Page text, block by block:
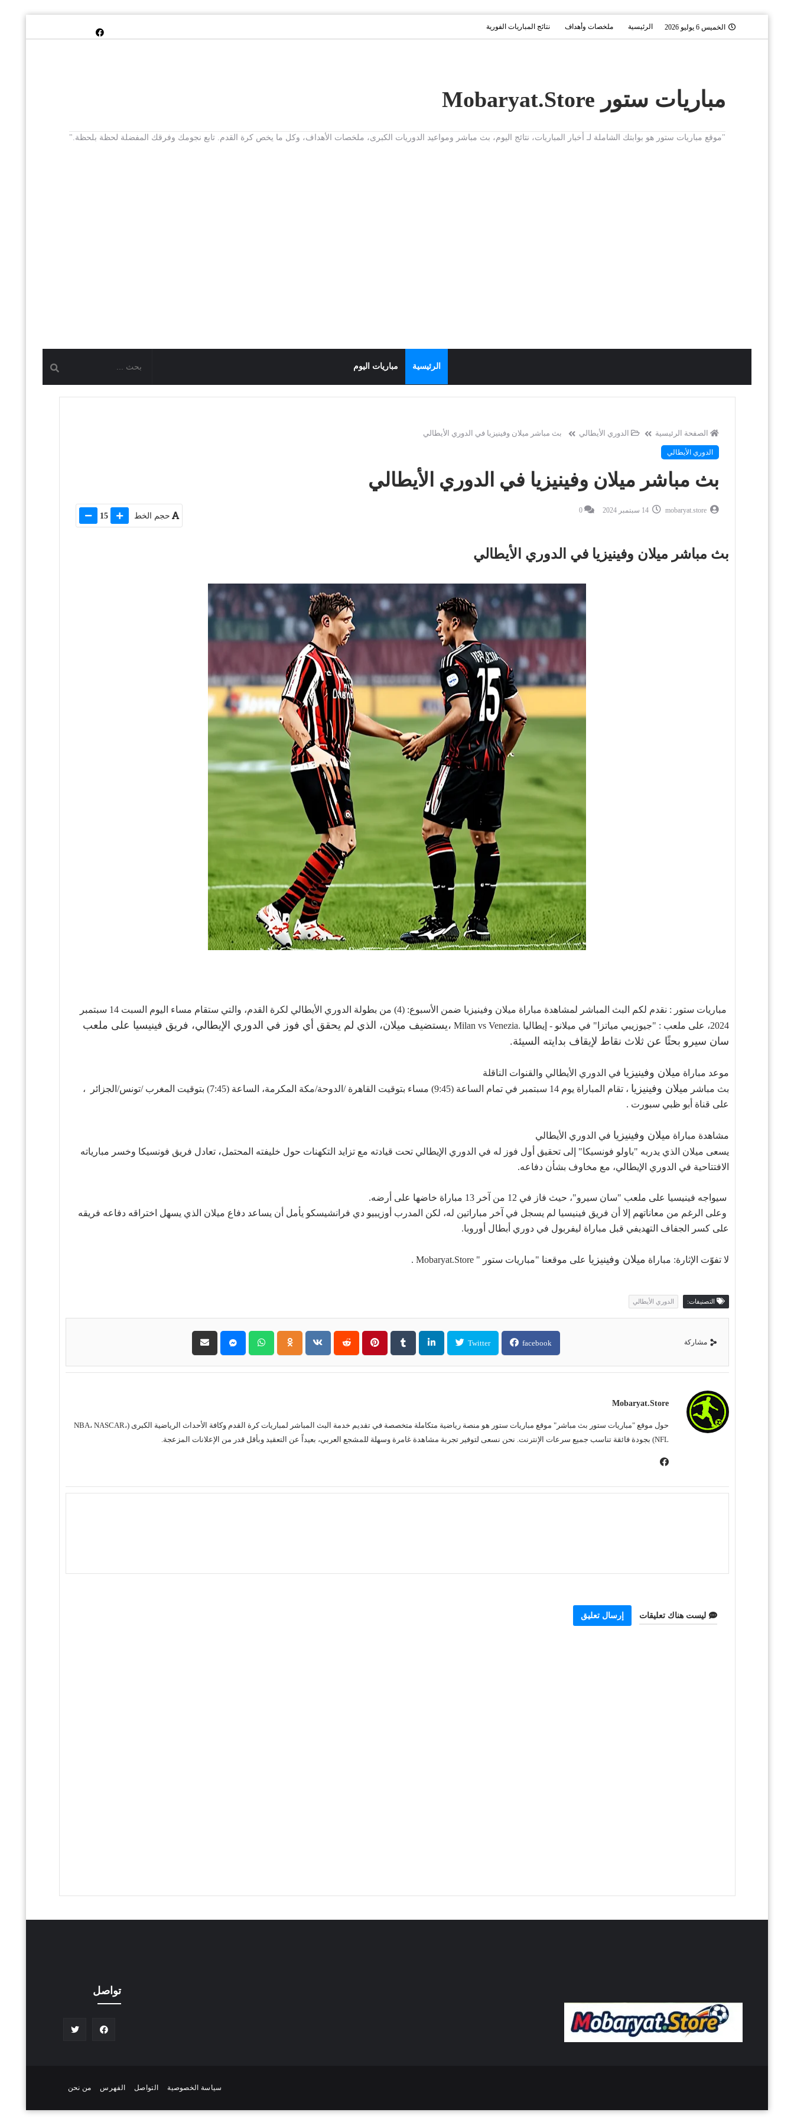
الخميس 6 يوليو 2026 الرئيسية ملخصات وأهداف نتائج المباريات الفورية
مباريات ستور Mobaryat.Store
"موقع مباريات ستور هو بوابتك الشاملة لـ أخبار المباريات، نتائج اليوم، بث مباشر ومواعيد الدوريات الكبرى، ملخصات الأهداف، وكل ما يخص كرة القدم. تابع نجومك وفرقك المفضلة لحظة بلحظة."
الرئيسية مباريات اليوم
الصفحة الرئيسية الدوري الأيطالي بث مباشر ميلان وفينيزيا في الدوري الأيطالي
الدوري الأيطالي
بث مباشر ميلان وفينيزيا في الدوري الأيطالي
mobaryat.store 14 سبتمبر 2024 0
حجم الخط 15
بث مباشر ميلان وفينيزيا في الدوري الأيطالي
مباريات ستور : نقدم لكم البث المباشر لمشاهدة مباراة ميلان وفينيزيا ضمن الأسبوع: (4) من بطولة الدوري الأيطالي لكرة القدم، والتي ستقام مساء اليوم السبت 14 سبتمبر
2024، على ملعب : "جيوزيبي مياتزا" في ميلانو - إيطاليا .Milan vs Venezia
،يستضيف ميلان، الذي لم يحقق أي فوز في الدوري الإيطالي، فريق فينيسيا على ملعب
سان سيرو بحثًا عن ثلاث نقاط لإيقاف بدايته السيئة.
موعد مباراة ميلان وفينيزيا في الدوري الأيطالي والقنوات الناقلة
بث مباشر ميلان وفينيزيا
، تقام المباراة يوم 14 سبتمبر في تمام الساعة (9:45) مساء بتوقيت القاهرة /الدوحة/مكة المكرمة، الساعة (7:45) بتوقيت المغرب /تونس/الجزائر ،
على قناة أبو ظبي سبورت .
مشاهدة مباراة ميلان وفينيزيا في الدوري الأيطالي
يسعى ميلان الذي يدربه "باولو فونسيكا" إلى تحقيق أول فوز له في الدوري الإيطالي تحت قيادته مع تزايد التكهنات حول خليفته المحتمل، تعادل فريق فونسيكا وخسر مبارياته
الافتتاحية في الدوري الإيطالي، مع مخاوف بشأن دفاعه.
سيواجه فينيسيا على ملعب "سان سيرو"، حيث فاز في 12 من آخر 13 مباراة خاضها على أرضه.
وعلى الرغم من معاناتهم إلا أن فريق فينيسيا لم يسجل في آخر مباراتين له، لكن المدرب أوزيبيو دي فرانشيسكو يأمل أن يساعد دفاع ميلان الذي يسهل اختراقه دفاعه فريقه
على كسر الجفاف التهديفي قبل مباراة ليفربول في دوري أبطال أوروبا.
لا تفوّت الإثارة: مباراة ميلان وفينيزيا على موقعنا "مباريات ستور " Mobaryat.Store .
التصنيفات: الدوري الأيطالي
مشاركة facebook
Twitter
Mobaryat.store
حول موقع "مباريات ستور بث مباشر" موقع مباريات ستور هو منصة رياضية متكاملة متخصصة في تقديم خدمة البث المباشر لمباريات كرة القدم وكافة الأحداث الرياضية الكبرى (NBA، NASCAR،
NFL) بجودة فائقة تناسب جميع سرعات الإنترنت. نحن نسعى لتوفير تجربة مشاهدة غامرة وسهلة للمشجع العربي، بعيداً عن التعقيد وبأقل قدر من الإعلانات المزعجة.
ليست هناك تعليقات إرسال تعليق
تواصل
سياسة الخصوصية التواصل الفهرس من نحن